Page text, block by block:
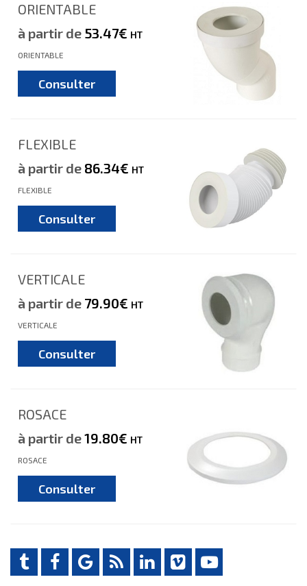
ORIENTABLE
à partir de 53.47€ HT
ORIENTABLE
Consulter
FLEXIBLE
à partir de 86.34€ HT
FLEXIBLE
Consulter
VERTICALE
à partir de 79.90€ HT
VERTICALE
Consulter
ROSACE
à partir de19.80€ HT
ROSACE
Consulter